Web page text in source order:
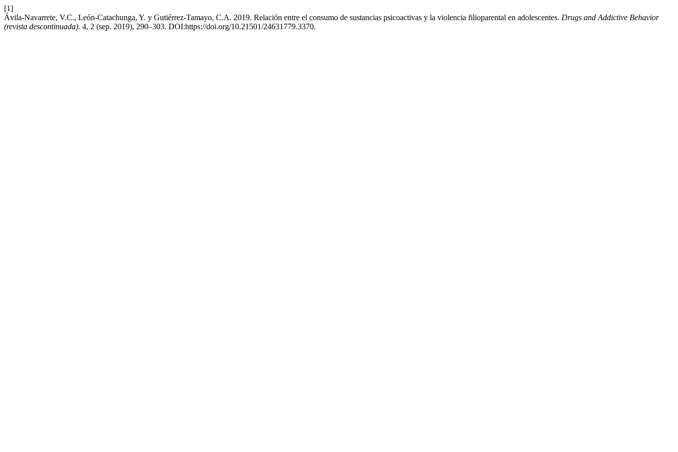
[1]
Ávila-Navarrete, V.C., León-Catachunga, Y. y Gutiérrez-Tamayo, C.A. 2019. Relación entre el consumo de sustancias psicoactivas y la violencia filioparental en adolescentes. Drugs and Addictive Behavior
(revista descontinuada). 4, 2 (sep. 2019), 290–303. DOI:https://doi.org/10.21501/24631779.3370.